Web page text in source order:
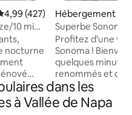
moyenne sur la
4,99 (427)
10 min
nocturne
à
centre-
Hébergement ⋅
Superbe Sonoma |
Pour 6 personnes
Profitez d'une
Sonoma ! Bienvenue à Sonoma Vista, à
quelques
renommés et du
Sonoma. Perchoir parfait pour les
familles, les couples ! Niché
collines bordées
dans les
à Vallée de Napa